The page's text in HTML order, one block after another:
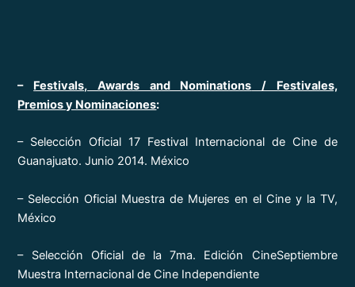
– Festivals, Awards and Nominations / Festivales,
Premios y Nominaciones:
– Selección Oficial 17 Festival Internacional de Cine de
Guanajuato. Junio 2014. México
– Selección Oficial Muestra de Mujeres en el Cine y la TV,
México
– Selección Oficial de la 7ma. Edición CineSeptiembre
Muestra Internacional de Cine Independiente